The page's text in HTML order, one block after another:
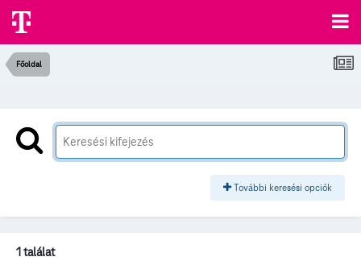
Főoldal
További keresési opciók
1 találat